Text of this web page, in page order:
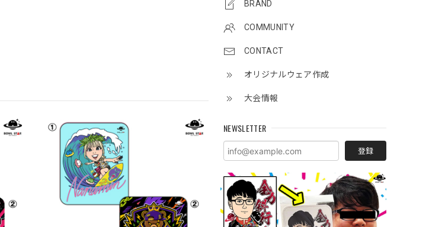
BRAND
COMMUNITY
CONTACT
オリジナルウェア作成
大会情報
NEWSLETTER
登録